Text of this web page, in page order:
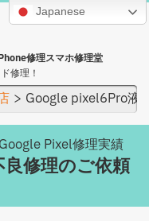
Japanese
修理スマホ修理堂
修理！
Google pixel6Pro液
Pixel修理実績
修理のご依頼